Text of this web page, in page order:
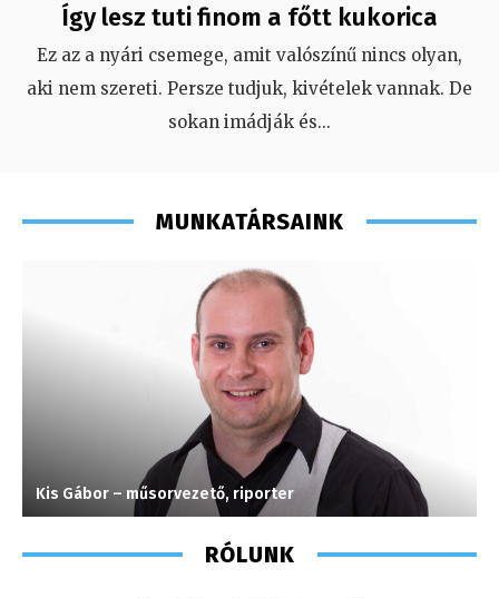
Így lesz tuti finom a főtt kukorica
Ez az a nyári csemege, amit valószínű nincs olyan,
aki nem szereti. Persze tudjuk, kivételek vannak. De
sokan imádják és...
MUNKATÁRSAINK
Kis Gábor – műsorvezető, riporter
RÓLUNK